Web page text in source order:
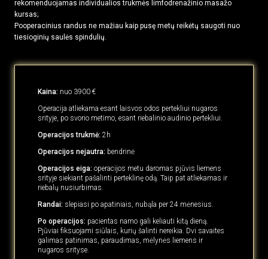
rekomenduojamas individualios trukmės limfodrenažinio masažo
kursas;
Pooperacinius randus ne mažiau kaip pusę metų reikėtų saugoti nuo
tiesioginių saulės spindulių.
Kaina: nuo 3900 €
Operacija atliekama esant laisvos odos pertekliui nugaros
srityje, po svorio metimo, esant riebalinio audinio pertekliui.
Operacijos trukmė: 2h
Operacijos nejautra: bendrinė
Operacijos eiga: operacijos metu daromas pjūvis liemens
srityje siekiant pašalinti perteklinę odą. Taip pat atliekamas ir
riebalų nusiurbimas.
Randai: slepiasi po apatiniais, nubąla per 24 mėnesius.
Po operacijos: pacientas namo gali keliauti kitą dieną.
Pjūviai fiksuojami siūlais, kurių šalinti nereikia. Dvi savaites
galimas patinimas, paraudimas, mėlynės liemens ir
nugaros srityse.